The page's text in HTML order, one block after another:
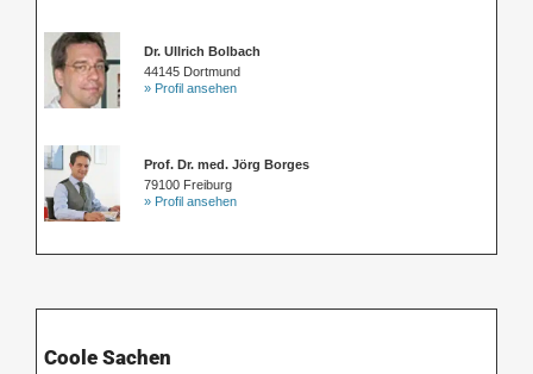
Dr. Ullrich Bolbach
44145 Dortmund
» Profil ansehen
Prof. Dr. med. Jörg Borges
79100 Freiburg
» Profil ansehen
Coole Sachen